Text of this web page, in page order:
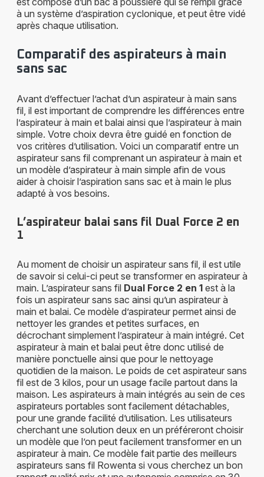
à un système d’aspiration cyclonique, et peut être vidé
après chaque utilisation.
Comparatif des aspirateurs à main
sans sac
Avant d’effectuer l’achat d’un aspirateur à main sans
fil, il est important de comprendre les différences entre
l’aspirateur à main et balai ainsi que l’aspirateur à main
simple. Votre choix devra être guidé en fonction de
vos critères d’utilisation. Voici un comparatif entre un
aspirateur sans fil comprenant un aspirateur à main et
un modèle d’aspirateur à main simple afin de vous
aider à choisir l’aspiration sans sac et à main le plus
adapté à vos besoins.
L’aspirateur balai sans fil Dual Force 2 en
1
Au moment de choisir un aspirateur sans fil, il est utile
de savoir si celui-ci peut se transformer en aspirateur à
main. L’aspirateur sans fil Dual Force 2 en 1 est à la
fois un aspirateur sans sac ainsi qu’un aspirateur à
main et balai. Ce modèle d’aspirateur permet ainsi de
nettoyer les grandes et petites surfaces, en
décrochant simplement l’aspirateur à main intégré. Cet
aspirateur à main et balai peut être donc utilisé de
manière ponctuelle ainsi que pour le nettoyage
quotidien de la maison. Le poids de cet aspirateur sans
fil est de 3 kilos, pour un usage facile partout dans la
maison. Les aspirateurs à main intégrés au sein de ces
aspirateurs portables sont facilement détachables,
pour une grande facilité d’utilisation. Les utilisateurs
cherchant une solution deux en un préféreront choisir
un modèle que l’on peut facilement transformer en un
aspirateur à main. Ce modèle fait partie des meilleurs
aspirateurs sans fil Rowenta si vous cherchez un bon